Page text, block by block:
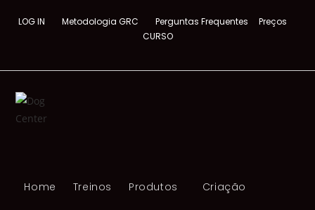
LOG IN Metodologia GRC Perguntas Frequentes
Preços
CURSO
Home Treinos Produtos Criação